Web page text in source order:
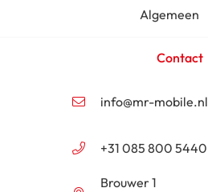
Algemeen
Contact
info@mr-mobile.nl
+31 085 800 5440
Brouwer 1